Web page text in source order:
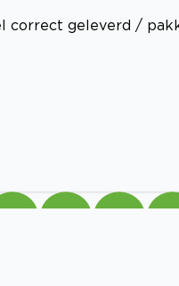
correct geleverd /